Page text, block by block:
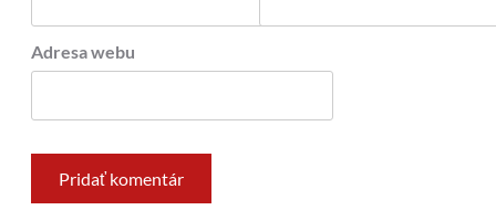
Adresa webu